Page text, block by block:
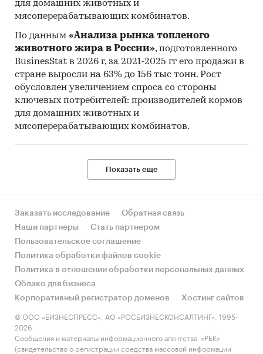
для домашних животных и
мясоперерабатывающих комбинатов.
По данным «Анализа рынка топленого
животного жира в России», подготовленного
BusinesStat в 2026 г, за 2021-2025 гг его продажи в
стране выросли на 63% до 156 тыс тонн. Рост
обусловлен увеличением спроса со стороны
ключевых потребителей: производителей кормов
для домашних животных и
мясоперерабатывающих комбинатов.
Показать еще
Заказать исследование
Обратная связь
Наши партнеры
Стать партнером
Пользовательское соглашение
Политика обработки файлов cookie
Политика в отношении обработки персональных данных
Облако для бизнеса
Корпоративный регистратор доменов
Хостинг сайтов
© ООО «БИЗНЕСПРЕСС», АО «РОСБИЗНЕСКОНСАЛТИНГ», 1995-
2026.
Сообщения и материалы информационного агентства «РБК»
(свидетельство о регистрации средства массовой информации